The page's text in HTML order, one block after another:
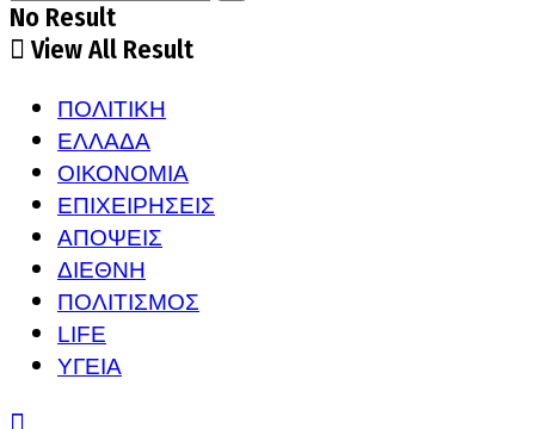
No Result
View All Result
ΠΟΛΙΤΙΚΗ
ΕΛΛΑΔΑ
ΟΙΚΟΝΟΜΙΑ
ΕΠΙΧΕΙΡΗΣΕΙΣ
ΑΠΟΨΕΙΣ
ΔΙΕΘΝΗ
ΠΟΛΙΤΙΣΜΟΣ
LIFE
ΥΓΕΙΑ